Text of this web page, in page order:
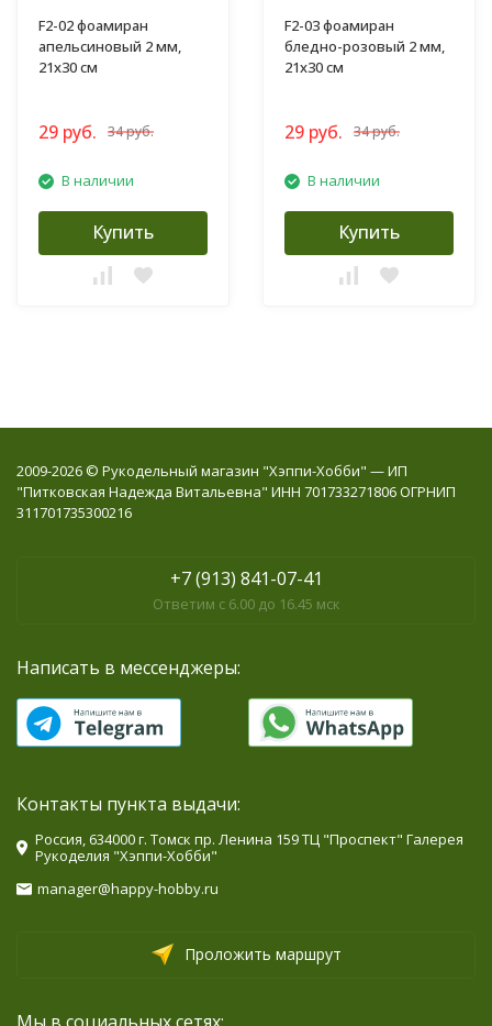
F2-02 фоамиран
апельсиновый 2 мм,
21х30 см
29 руб. 34 руб.
В наличии
Купить
F2-03 фоамиран
бледно-розовый 2 мм,
21х30 см
29 руб. 34 руб.
В наличии
Купить
2009-2026 © Рукодельный магазин "Хэппи-Хобби" — ИП
"Питковская Надежда Витальевна" ИНН 701733271806 ОГРНИП
311701735300216
+7 (913) 841-07-41
Ответим с 6.00 до 16.45 мск
Написать в мессенджеры:
Контакты пункта выдачи:
Россия, 634000 г. Томск пр. Ленина 159 ТЦ "Проспект" Галерея
Рукоделия "Хэппи-Хобби"
manager@happy-hobby.ru
Проложить маршрут